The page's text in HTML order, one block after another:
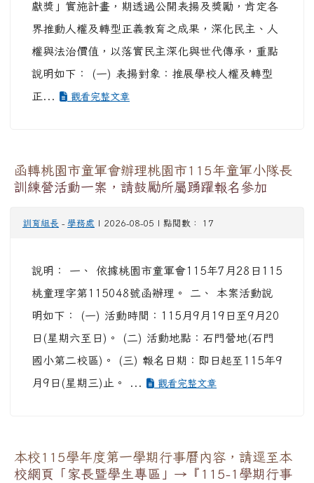
獻獎」實施計畫，期透過公開表揚及獎勵，肯定各
界推動人權及轉型正義教育之成果，深化民主、人
權與法治價值，以落實民主深化與世代傳承，重點
說明如下： (一) 表揚對象：推展學校人權及轉型
正...
觀看完整文章
函轉桃園市童軍會辦理桃園市115年童軍小隊長
訓練營活動一案，請鼓勵所屬踴躍報名參加
訓育組長 - 學務處 | 2026-08-05 | 點閱數： 17
說明： 一、 依據桃園市童軍會115年7月28日115
桃童理字第115048號函辦理。 二、 本案活動說
明如下： (一) 活動時間：115月9月19日至9月20
日(星期六至日)。 (二) 活動地點：石門營地(石門
國小第二校區)。 (三) 報名日期：即日起至115年9
月9日(星期三)止。 ...
觀看完整文章
本校115學年度第一學期行事曆內容，請逕至本
校網頁「家長暨學生專區」→『115-1學期行事